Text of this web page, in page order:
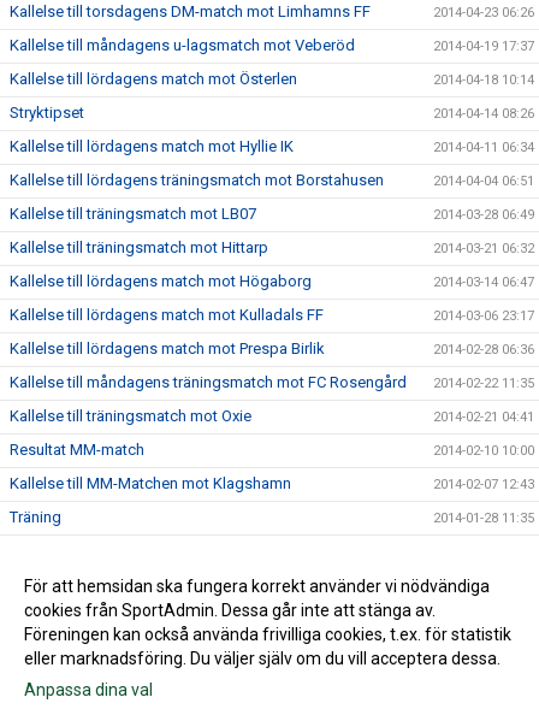
Kallelse till torsdagens DM-match mot Limhamns FF 2014-04-23 06:26
Kallelse till måndagens u-lagsmatch mot Veberöd 2014-04-19 17:37
Kallelse till lördagens match mot Österlen 2014-04-18 10:14
Stryktipset 2014-04-14 08:26
Kallelse till lördagens match mot Hyllie IK 2014-04-11 06:34
Kallelse till lördagens träningsmatch mot Borstahusen 2014-04-04 06:51
Kallelse till träningsmatch mot LB07 2014-03-28 06:49
Kallelse till träningsmatch mot Hittarp 2014-03-21 06:32
Kallelse till lördagens match mot Högaborg 2014-03-14 06:47
Kallelse till lördagens match mot Kulladals FF 2014-03-06 23:17
Kallelse till lördagens match mot Prespa Birlik 2014-02-28 06:36
Kallelse till måndagens träningsmatch mot FC Rosengård 2014-02-22 11:35
Kallelse till träningsmatch mot Oxie 2014-02-21 04:41
Resultat MM-match 2014-02-10 10:00
Kallelse till MM-Matchen mot Klagshamn 2014-02-07 12:43
Träning 2014-01-28 11:35
Lördagsträningen är inställd 2014-01-17 20:19
2014-01-14 14:02
För att hemsidan ska fungera korrekt använder vi nödvändiga
cookies från SportAdmin. Dessa går inte att stänga av.
Föreningen kan också använda frivilliga cookies, t.ex. för statistik
eller marknadsföring. Du väljer själv om du vill acceptera dessa.
Anpassa dina val